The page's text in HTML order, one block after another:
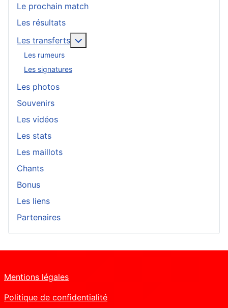
Le prochain match
Les résultats
Les transferts
Les rumeurs
Les signatures
Les photos
Souvenirs
Les vidéos
Les stats
Les maillots
Chants
Bonus
Les liens
Partenaires
Mentions légales
Politique de confidentialité